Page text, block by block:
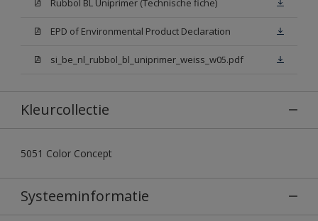
Rubbol BL Uniprimer (Technische fiche)
EPD of Environmental Product Declaration
si_be_nl_rubbol_bl_uniprimer_weiss_w05.pdf
Kleurcollectie
5051 Color Concept
Systeeminformatie